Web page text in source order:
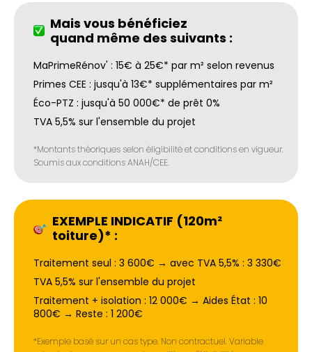
Mais vous bénéficiez
quand même des suivants :
MaPrimeRénov' : 15€ à 25€* par m² selon revenus
Primes CEE : jusqu'à 13€* supplémentaires par m²
Éco-PTZ : jusqu'à 50 000€* de prêt 0%
TVA 5,5% sur l'ensemble du projet
*Montants théoriques selon éligibilité et conditions en vigueur.
Soumis aux conditions ANAH/CEE.
EXEMPLE INDICATIF (120m²
toiture)* :
Traitement seul : 3 600€ → avec TVA 5,5% : 3 330€
TVA 5,5% sur l'ensemble du projet
Traitement + isolation : 12 000€ → Aides État : 10
800€ → Reste : 1 200€
*Exemple basé sur un cas type. Non contractuel. Variable